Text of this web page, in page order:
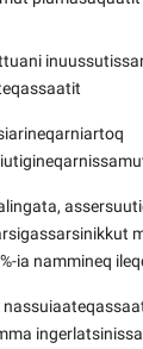
ia nammineq